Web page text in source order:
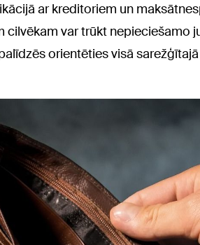
ar kreditoriem un
var trūkt nepieciešamo
orientēties visā